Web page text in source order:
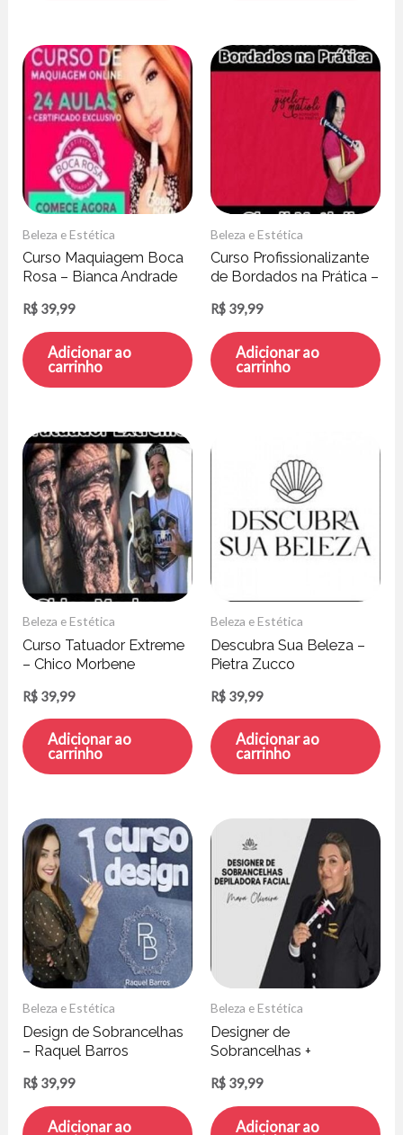
Beleza e Estética
Curso Maquiagem Boca
Rosa – Bianca Andrade
R$ 39,99
Adicionar ao
carrinho
Beleza e Estética
Curso Profissionalizante
de Bordados na Prática –
R$ 39,99
Adicionar ao
carrinho
Beleza e Estética
Curso Tatuador Extreme
– Chico Morbene
R$ 39,99
Adicionar ao
carrinho
Beleza e Estética
Descubra Sua Beleza –
Pietra Zucco
R$ 39,99
Adicionar ao
carrinho
Beleza e Estética
Design de Sobrancelhas
– Raquel Barros
R$ 39,99
Adicionar ao
Beleza e Estética
Designer de
Sobrancelhas +
Oliveira
R$ 39,99
Adicionar ao